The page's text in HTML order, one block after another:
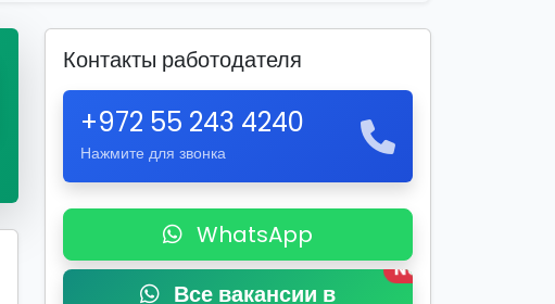
Контакты работодателя
+972 55 243 4240
Нажмите для звонка
WhatsApp
Все вакансии в
New